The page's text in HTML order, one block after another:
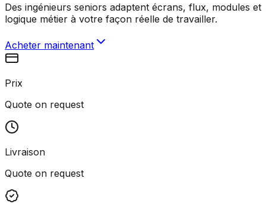
Des ingénieurs seniors adaptent écrans, flux, modules et
logique métier à votre façon réelle de travailler.
Acheter maintenant
Prix
Quote on request
Livraison
Quote on request